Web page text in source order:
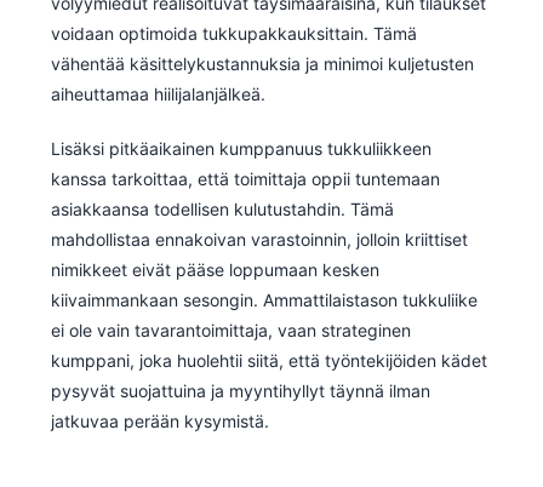
voidaan optimoida tukkupakkauksittain. Tämä
vähentää käsittelykustannuksia ja minimoi kuljetusten
aiheuttamaa hiilijalanjälkeä.
Lisäksi pitkäaikainen kumppanuus tukkuliikkeen
kanssa tarkoittaa, että toimittaja oppii tuntemaan
asiakkaansa todellisen kulutustahdin. Tämä
mahdollistaa ennakoivan varastoinnin, jolloin kriittiset
nimikkeet eivät pääse loppumaan kesken
kiivaimmankaan sesongin. Ammattilaistason tukkuliike
ei ole vain tavarantoimittaja, vaan strateginen
kumppani, joka huolehtii siitä, että työntekijöiden kädet
pysyvät suojattuina ja myyntihyllyt täynnä ilman
jatkuvaa perään kysymistä.